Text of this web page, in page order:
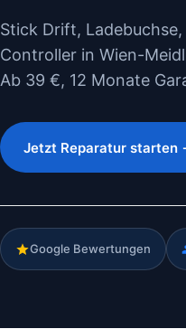
Stick Drift,
Controller in Wien-
Ab 39 €, 12 Monate
Jetzt Reparatur starten
Google Bewertungen